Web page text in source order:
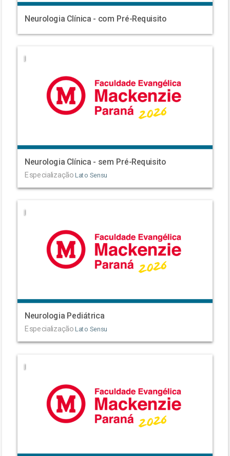
Neurologia Clínica - com Pré-Requisito
|
Neurologia Clínica - sem Pré-Requisito
Especialização Lato Sensu
|
Neurologia Pediátrica
Especialização Lato Sensu
|